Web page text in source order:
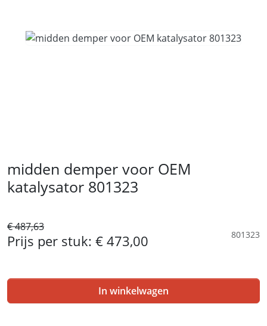
midden demper voor OEM
katalysator 801323
€ 487,63
Prijs per stuk: € 473,00 801323
In winkelwagen